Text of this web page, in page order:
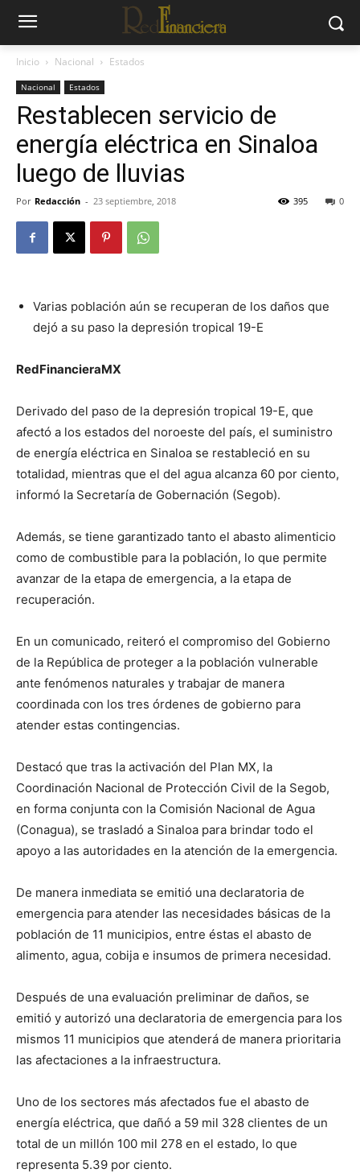
Inicio Nacional Estados
Nacional Estados
Restablecen servicio de
energía eléctrica en Sinaloa
luego de lluvias
Por Redacción - 23 septiembre, 2018 0
395
Varias población aún se recuperan de los daños que
dejó a su paso la depresión tropical 19-E
RedFinancieraMX
Derivado del paso de la depresión tropical 19-E, que
afectó a los estados del noroeste del país, el suministro
de energía eléctrica en Sinaloa se restableció en su
totalidad, mientras que el del agua alcanza 60 por ciento,
informó la Secretaría de Gobernación (Segob).
Además, se tiene garantizado tanto el abasto alimenticio
como de combustible para la población, lo que permite
avanzar de la etapa de emergencia, a la etapa de
recuperación.
En un comunicado, reiteró el compromiso del Gobierno
de la República de proteger a la población vulnerable
ante fenómenos naturales y trabajar de manera
coordinada con los tres órdenes de gobierno para
atender estas contingencias.
Destacó que tras la activación del Plan MX, la
Coordinación Nacional de Protección Civil de la Segob,
en forma conjunta con la Comisión Nacional de Agua
(Conagua), se trasladó a Sinaloa para brindar todo el
apoyo a las autoridades en la atención de la emergencia.
De manera inmediata se emitió una declaratoria de
emergencia para atender las necesidades básicas de la
población de 11 municipios, entre éstas el abasto de
alimento, agua, cobija e insumos de primera necesidad.
Después de una evaluación preliminar de daños, se
emitió y autorizó una declaratoria de emergencia para los
mismos 11 municipios que atenderá de manera prioritaria
las afectaciones a la infraestructura.
Uno de los sectores más afectados fue el abasto de
energía eléctrica, que dañó a 59 mil 328 clientes de un
total de un millón 100 mil 278 en el estado, lo que
representa 5.39 por ciento.